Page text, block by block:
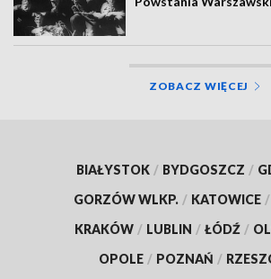
ZOBACZ WIĘCEJ
BIAŁYSTOK / BYDGOSZCZ /
GORZÓW WLKP. / KATOWICE /
KRAKÓW / LUBLIN / ŁÓDŹ /
OPOLE / POZNAŃ /